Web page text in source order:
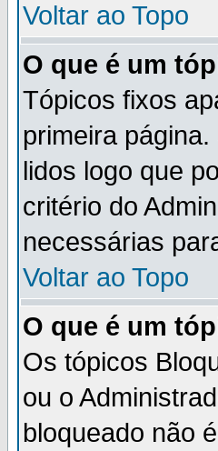
Voltar ao Topo
O que é um
Tópicos fixos
primeira
lidos logo que
critério do
necessárias
Voltar ao Topo
O que é um
Os tópicos
ou o
bloqueado não